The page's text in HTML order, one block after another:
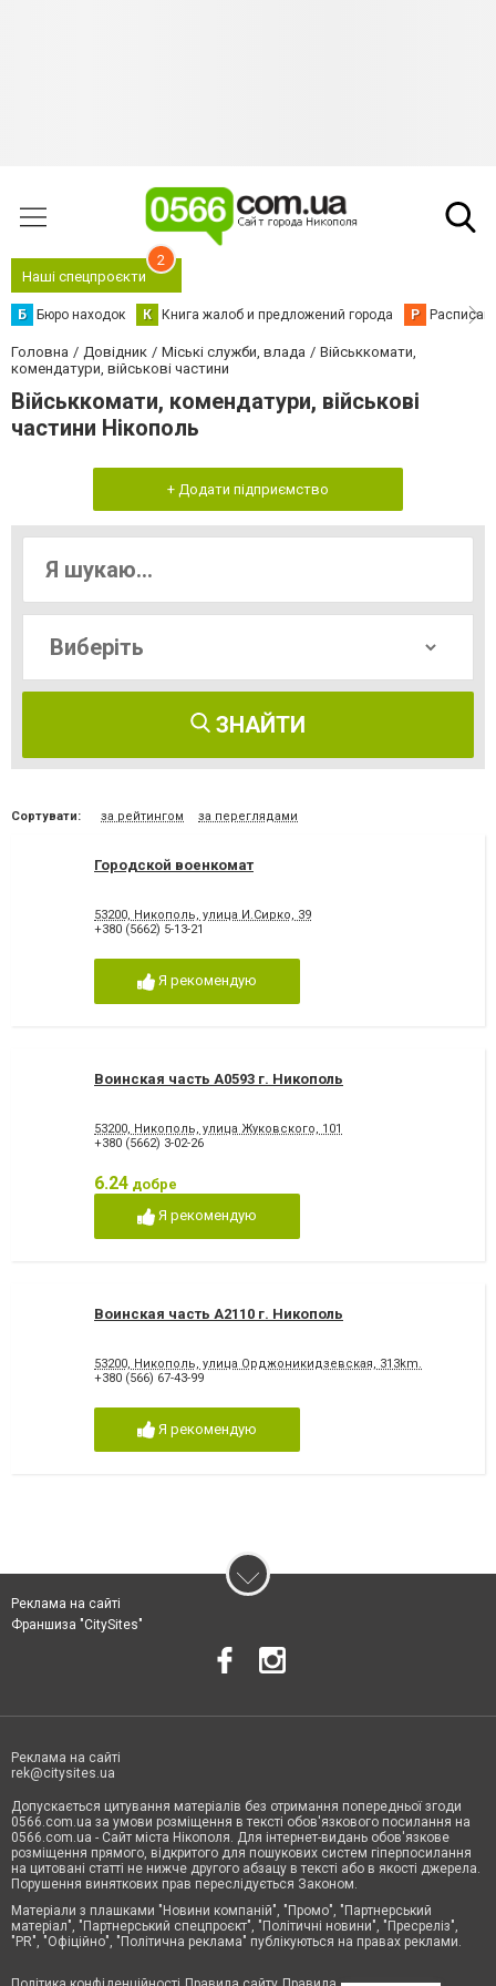
Наші спецпроєкти
2
Б Бюро находок К Книга жалоб и предложений города Р
Головна Довідник Міські служби, влада
Військкомати,
комендатури, військові частини
Військкомати, комендатури, військові
частини Нікополь
+ Додати підприємство
ЗНАЙТИ
Сортувати: за рейтингом за переглядами
Городской военкомат
53200, Никополь, улица И.Сирко, 39
+380 (5662) 5-13-21
Я рекомендую
Воинская часть А0593 г. Никополь
53200, Никополь, улица Жуковского, 101
+380 (5662) 3-02-26
6.24 добре
Я рекомендую
Воинская часть А2110 г. Никополь
53200, Никополь, улица Орджоникидзевская, 313km.
+380 (566) 67-43-99
Я рекомендую
Реклама на сайті
Франшиза "CitySites"
Реклама на сайті
rek@citysites.ua
Допускається цитування матеріалів без отримання попередньої згоди
0566.com.ua за умови розміщення в тексті обов'язкового посилання на
0566.com.ua - Сайт міста Нікополя. Для інтернет-видань обов'язкове
розміщення прямого, відкритого для пошукових систем гіперпосилання
на цитовані статті не нижче другого абзацу в тексті або в якості джерела.
Порушення виняткових прав переслідується Законом.
Матеріали з плашками "Новини компаній", "Промо", "Партнерський
матеріал", "Партнерський спецпроєкт", "Політичні новини", "Пресреліз",
"PR", "Офіційно", "Політична реклама" публікуються на правах реклами.